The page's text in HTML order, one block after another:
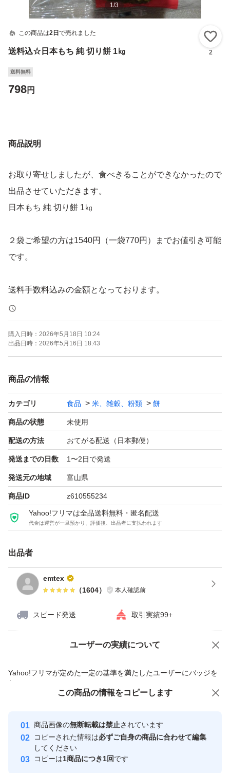
1/3
この商品は2日 で売れました
送料込☆日本もち 純 切り餅 1㎏ 2
送料無料
798円
商品説明
お取り寄せしましたが、食べきることができなかったので
出品させていただきます。
日本もち 純 切り餅 1㎏
２袋ご希望の方は1540円（一袋770円）までお値引き可能
です。
送料手数料込みの金額となっております。
24時間10%ペイペイ還元キャンペーン用に再出品も対応
させていただきます、お気軽にコメントください。
購入日時： 2026年5月18日 10:24
出品日時： 2026年5月16日 18:43
商品の情報
カテゴリ 食品 米、雑穀、粉類 餅
商品の状態 未使用
配送の方法 おてがる配送（日本郵便）
発送までの日数 1〜2日で発送
発送元の地域 富山県
商品ID z610555234
Yahoo!フリマは全品送料無料・匿名配送
代金は運営が一旦預かり、評価後、出品者に支払われます
出品者
emtex
（1604） 本人確認前
スピード発送 取引実績99+
ユーザーの実績について
Yahoo!フリマが定めた一定の基準を満たしたユーザーにバッジを
付与しています
安心取引出品者
心・安全なユーザーです
取引実績
価格の相談 商品への質問
この商品の情報をコピーします
商品画像の無断転載は禁止されています
コピーされた情報は必ずご自身の商品に合わせて編集
してください
コピーは1商品につき1回です
この商品をみている人にオススメ